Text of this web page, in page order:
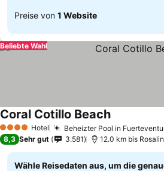
Preise von 1 Website
Beliebte Wahl
4 Sterne Hotel Beheizter Pool in
Coral Cotillo Beach
8,3 Sehr gut 3.581 12.0 km bis
Wähle Reisedaten aus, um die